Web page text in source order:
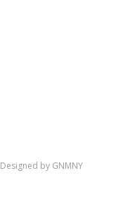
Designed by GNMNY